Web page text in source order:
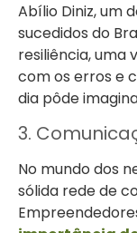
Abílio Diniz, um
sucedidos do
resiliência, uma
com os erros e
dia pôde
3.
No mundo dos
sólida rede de